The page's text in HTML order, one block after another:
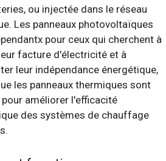
ou injectée dans le réseau
Les panneaux photovoltaïques
pour ceux qui cherchent à
facture d'électricité et à
leur indépendance énergétique,
les panneaux thermiques sont
améliorer l'efficacité
des systèmes de chauffage